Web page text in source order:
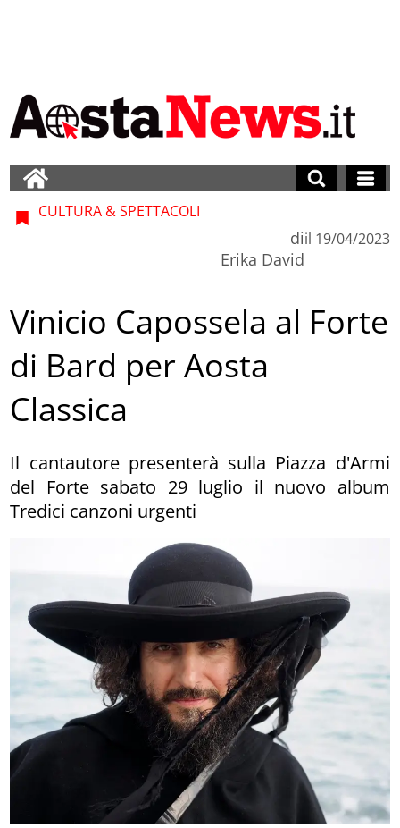
CULTURA & SPETTACOLI
di
Erika David
il 19/04/2023
Vinicio Capossela al Forte
di Bard per Aosta
Classica
Il cantautore presenterà sulla Piazza d'Armi
del Forte sabato 29 luglio il nuovo album
Tredici canzoni urgenti